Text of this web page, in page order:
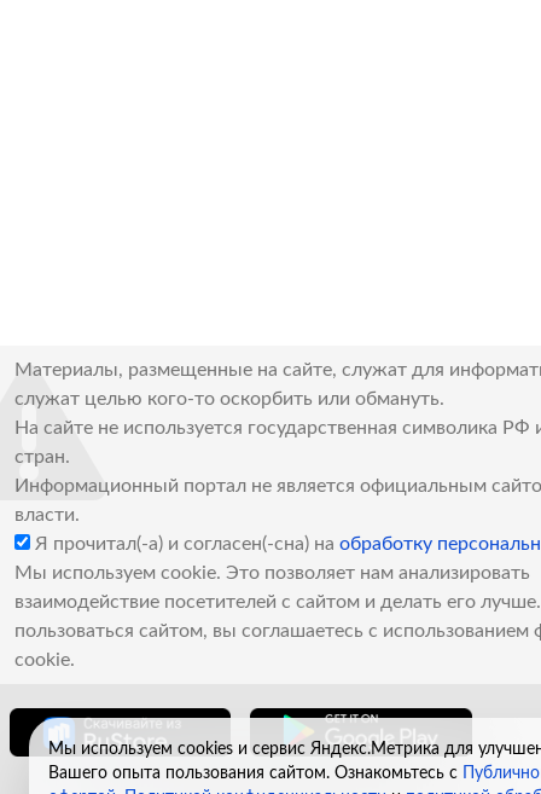
Материалы, размещенные на сайте, служат для
служат целью кого-то оскорбить или обмануть.
На сайте не используется государственная символика РФ
стран.
Информационный портал не является официальным
власти.
Я прочитал(-а) и согласен(-сна) на обработку
Мы используем cookie. Это позволяет нам анализировать
взаимодействие посетителей с сайтом и делать его
пользоваться сайтом, вы соглашаетесь с использованием
cookie.
Мы используем cookies и сервис Яндекс.Метрика для
Вашего опыта пользования сайтом. Ознакомьтесь с